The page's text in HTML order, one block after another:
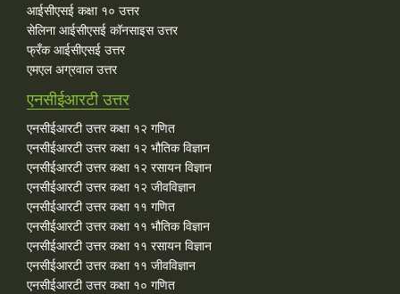
आईसीएसई कक्षा १० उत्तर
सेलिना आईसीएसई कॉनसाइस उत्तर
फ्रँक आईसीएसई उत्तर
एमएल अग्रवाल उत्तर
एनसीईआरटी उत्तर
एनसीईआरटी उत्तर कक्षा १२ गणित
एनसीईआरटी उत्तर कक्षा १२ भौतिक विज्ञान
एनसीईआरटी उत्तर कक्षा १२ रसायन विज्ञान
एनसीईआरटी उत्तर कक्षा १२ जीवविज्ञान
एनसीईआरटी उत्तर कक्षा ११ गणित
एनसीईआरटी उत्तर कक्षा ११ भौतिक विज्ञान
एनसीईआरटी उत्तर कक्षा ११ रसायन विज्ञान
एनसीईआरटी उत्तर कक्षा ११ जीवविज्ञान
एनसीईआरटी उत्तर कक्षा १० गणित